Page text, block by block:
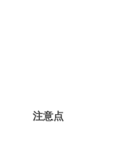
注意点